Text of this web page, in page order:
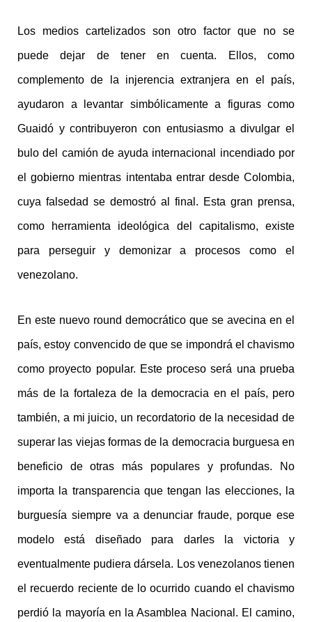
Los medios cartelizados son otro factor que no se
puede dejar de tener en cuenta. Ellos, como
complemento de la injerencia extranjera en el país,
ayudaron a levantar simbólicamente a figuras como
Guaidó y contribuyeron con entusiasmo a divulgar el
bulo del camión de ayuda internacional incendiado por
el gobierno mientras intentaba entrar desde Colombia,
cuya falsedad se demostró al final. Esta gran prensa,
como herramienta ideológica del capitalismo, existe
para perseguir y demonizar a procesos como el
venezolano.
En este nuevo round democrático que se avecina en el
país, estoy convencido de que se impondrá el chavismo
como proyecto popular. Este proceso será una prueba
más de la fortaleza de la democracia en el país, pero
también, a mi juicio, un recordatorio de la necesidad de
superar las viejas formas de la democracia burguesa en
beneficio de otras más populares y profundas. No
importa la transparencia que tengan las elecciones, la
burguesía siempre va a denunciar fraude, porque ese
modelo está diseñado para darles la victoria y
eventualmente pudiera dársela. Los venezolanos tienen
el recuerdo reciente de lo ocurrido cuando el chavismo
perdió la mayoría en la Asamblea Nacional. El camino,